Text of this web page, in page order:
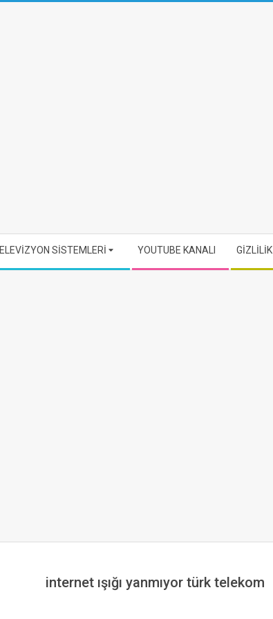
SİSTEMLERİ YOUTUBE KANALI GİZLİLİK
internet ışığı yanmıyor türk telekom